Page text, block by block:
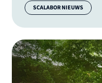
Categorie:
SCALABOR NIEUWS